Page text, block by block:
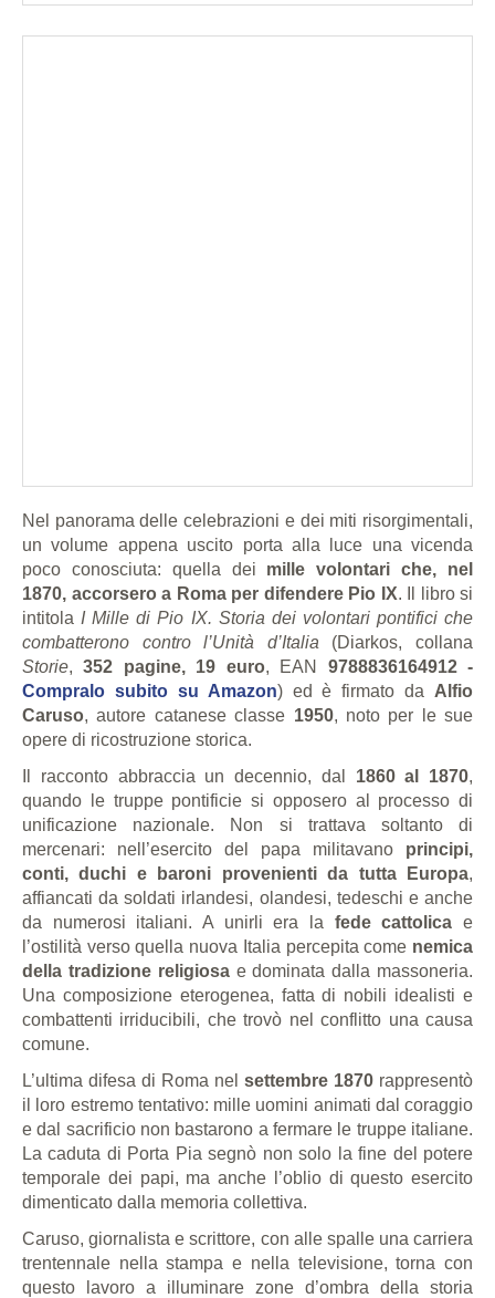
Nel panorama delle celebrazioni e dei miti risorgimentali,
un volume appena uscito porta alla luce una vicenda
poco conosciuta: quella dei mille volontari che, nel
1870, accorsero a Roma per difendere Pio IX. Il libro si
intitola I Mille di Pio IX. Storia dei volontari pontifici che
combatterono contro l’Unità d’Italia (Diarkos, collana
Storie,352 pagine, 19 euro, EAN 9788836164912 -
Compralo subito su Amazon) ed è firmato da Alfio
Caruso, autore catanese classe 1950, noto per le sue
opere di ricostruzione storica.
Il racconto abbraccia un decennio, dal 1860 al 1870,
quando le truppe pontificie si opposero al processo di
unificazione nazionale. Non si trattava soltanto di
mercenari: nell’esercito del papa militavano principi,
conti, duchi e baroni provenienti da tutta Europa,
affiancati da soldati irlandesi, olandesi, tedeschi e anche
da numerosi italiani. A unirli era la fede cattolica e
l’ostilità verso quella nuova Italia percepita come nemica
della tradizione religiosae dominata dalla massoneria.
Una composizione eterogenea, fatta di nobili idealisti e
combattenti irriducibili, che trovò nel conflitto una causa
comune.
L’ultima difesa di Roma nel settembre 1870 rappresentò
il loro estremo tentativo: mille uomini animati dal coraggio
e dal sacrificio non bastarono a fermare le truppe italiane.
La caduta di Porta Pia segnò non solo la fine del potere
temporale dei papi, ma anche l’oblio di questo esercito
dimenticato dalla memoria collettiva.
Caruso, giornalista e scrittore, con alle spalle una carriera
trentennale nella stampa e nella televisione, torna con
questo lavoro a illuminare zone d’ombra della storia